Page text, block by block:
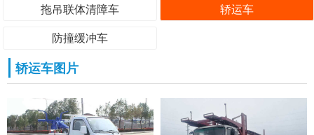
拖吊联体清障车
轿运车
防撞缓冲车
轿运车图片